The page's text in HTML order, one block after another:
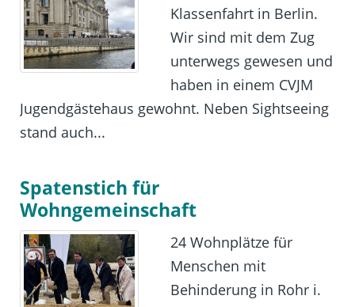
Klassenfahrt in Berlin.
Wir sind mit dem Zug
unterwegs gewesen und
haben in einem CVJM
Jugendgästehaus gewohnt. Neben Sightseeing
stand auch...
Spatenstich für
Wohngemeinschaft
24 Wohnplätze für
Menschen mit
Behinderung in Rohr i.